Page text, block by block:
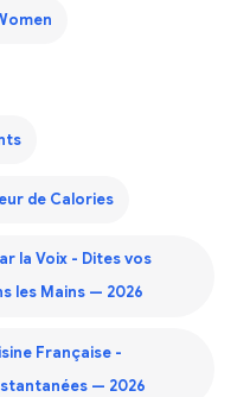
de Calories
la Voix - Dites vos
les Mains — 2026
Française -
— 2026